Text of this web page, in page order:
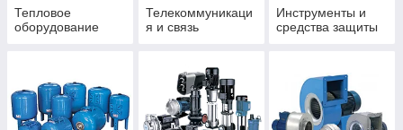
Тепловое
оборудование
Телекоммуникаци
я и связь
Инструменты и
средства защиты